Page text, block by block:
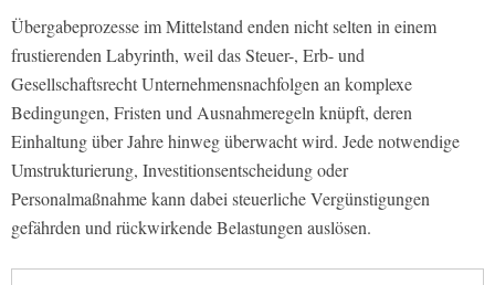
Übergabeprozesse im Mittelstand enden nicht selten in einem
frustierenden Labyrinth, weil das Steuer-, Erb- und
Gesellschaftsrecht Unternehmensnachfolgen an komplexe
Bedingungen, Fristen und Ausnahmeregeln knüpft, deren
Einhaltung über Jahre hinweg überwacht wird. Jede notwendige
Umstrukturierung, Investitionsentscheidung oder
Personalmaßnahme kann dabei steuerliche Vergünstigungen
gefährden und rückwirkende Belastungen auslösen.